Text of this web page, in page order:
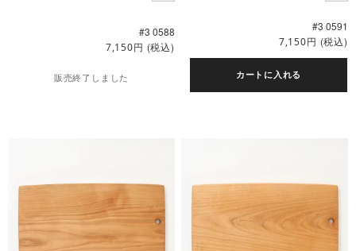
#3 0588
7,150円 (税込)
販売終了しました
#3 0591
7,150円 (税込)
カートに入れる